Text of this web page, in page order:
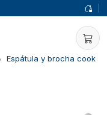
Espátula y brocha cook